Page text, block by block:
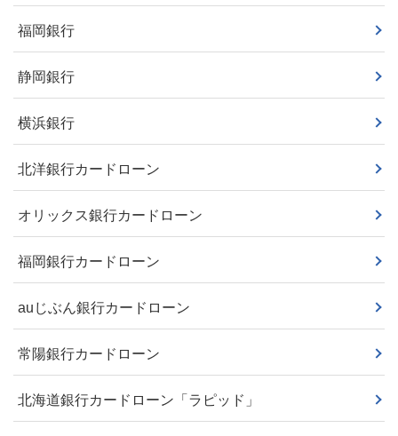
福岡銀行
静岡銀行
横浜銀行
北洋銀行カードローン
オリックス銀行カードローン
福岡銀行カードローン
auじぶん銀行カードローン
常陽銀行カードローン
北海道銀行カードローン「ラピッド」